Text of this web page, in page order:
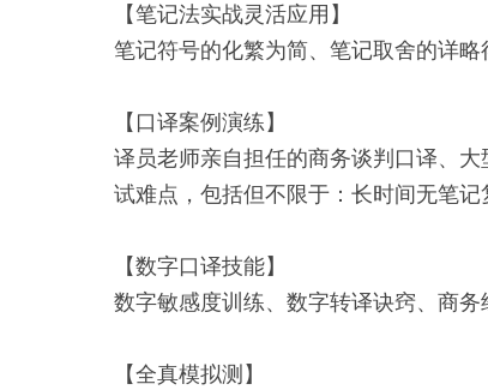
【笔记法实战灵活应用】
笔记符号的化繁为简、笔记取舍的详略
【口译案例演练】
译员老师亲自担任的商务谈判口译、
试难点，包括但不限于：长时间无笔
【数字口译技能】
数字敏感度训练、数字转译诀窍、商务
【全真模拟测】